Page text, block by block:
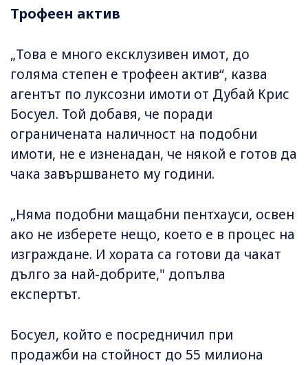
Трофеен актив
„Това е много ексклузивен имот, до
голяма степен е трофеен актив“, казва
агентът по луксозни имоти от Дубай Крис
Босуел. Той добавя, че поради
ограничената наличност на подобни
имоти, не е изненадан, че някой е готов да
чака завършването му години.
„Няма подобни мащабни пентхауси, освен
ако не изберете нещо, което е в процес на
изграждане. И хората са готови да чакат
дълго за най-добрите," допълва
експертът.
Босуел, който е посредничил при
продажби на стойност до 55 милиона